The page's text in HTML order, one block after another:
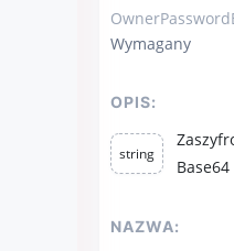
Wymagany
OPIS:
string
Base64
NAZWA: